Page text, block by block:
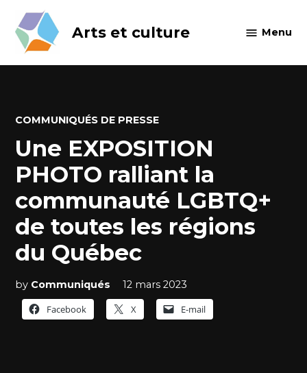
content
Arts et culture Menu
POSTED
COMMUNIQUÉS DE PRESSE
Une EXPOSITION
PHOTO ralliant la
communauté LGBTQ+
de toutes les régions
du Québec
by Communiqués
12 mars 2023
Facebook
X E-mail